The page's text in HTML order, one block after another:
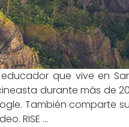
que vive en
durante más de
También comparte
RISE ...